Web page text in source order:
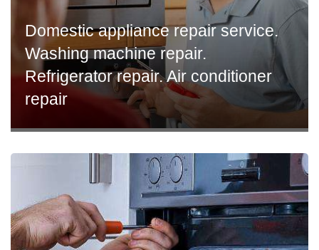
Domestic appliance repair service.
Washing machine repair.
Refrigerator repair. Air conditioner
repair